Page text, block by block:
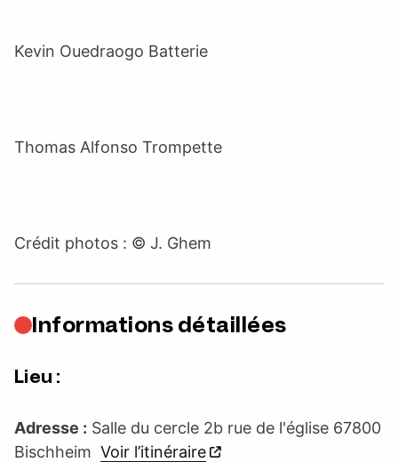
Kevin Ouedraogo Batterie
Thomas Alfonso Trompette
Crédit photos : © J. Ghem
Informations détaillées
Lieu :
Adresse : Salle du cercle 2b rue de l'église 67800
Bischheim Voir l’itinéraire